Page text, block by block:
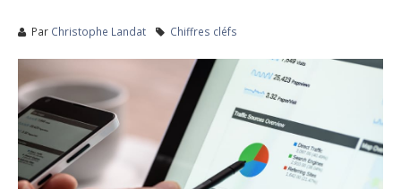
Par Christophe Landat Chiffres cléfs